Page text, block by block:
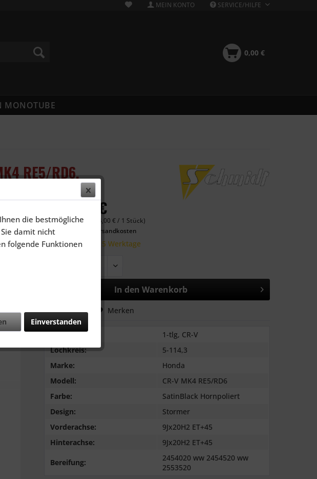
MEIN KONTO SERVICE/HILFE
0,00 €
MONOTUBE
RE5/RD6,
1.696,00 €
Inhalt:4 Stück (424,00 € / 1 Stück)
inkl. MwSt.
zzgl. Versandkosten
Lieferzeit 10-15 Werktage
In den Warenkorb
Vergleichen Merken
Typ:
1-tlg, CR-V
Lochkreis:
5-114,3
Marke:
Honda
Modell:
CR-V MK4 RE5/RD6
Farbe:
SatinBlack Hornpoliert
Design:
Stormer
Vorderachse:
9Jx20H2 ET+45
Hinterachse:
9Jx20H2 ET+45
Bereifung:
2454020 ww 2454520 ww
2553520
die bestmögliche
damit nicht
folgende Funktionen
Einverstanden